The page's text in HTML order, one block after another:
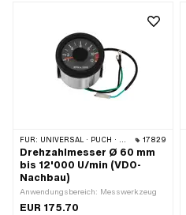
M6x1 (Standardgewinde) · Anzahl
Stellungen: 2 Stk. · Höhe: 27.5 mm
FÜR: UNIVERSAL · PUCH · SACHS 17829
Drehzahlmesser Ø 60 mm
bis 12'000 U/min (VDO-
Nachbau)
Anwendungsbereich: Messwerkzeug
EUR 175.70